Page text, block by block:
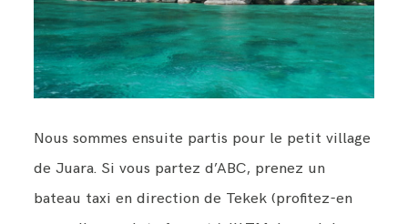
Nous sommes ensuite partis pour le petit village
de Juara. Si vous partez d’ABC, prenez un
bateau taxi en direction de Tekek (profitez-en